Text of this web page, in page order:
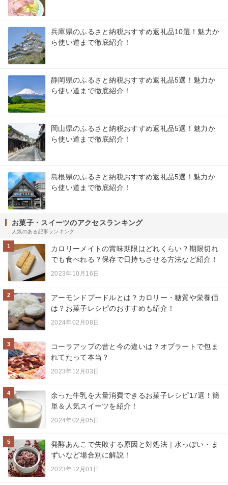
兵庫県のふるさと納税おすすめ返礼品10選！魅力か
ら使い道まで徹底紹介！
静岡県のふるさと納税おすすめ返礼品5選！魅力か
ら使い道まで徹底紹介！
岡山県のふるさと納税おすすめ返礼品5選！魅力か
ら使い道まで徹底紹介！
島根県のふるさと納税おすすめ返礼品5選！魅力か
ら使い道まで徹底紹介！
お菓子・スイーツのアクセスランキング
人気のある記事ランキング
1
カロリーメイトの賞味期限はどれくらい？期限切れ
でも食べれる？保存で日持ちさせる方法など紹介！
2023年10月16日
2
アーモンドプードルとは？カロリー・糖質や栄養価
は？お菓子レシピのおすすめも紹介！
2024年02月08日
3
コーラアップの昔と今の違いは？オブラートで包ま
れてたって本当？
2023年12月03日
4
余った牛乳を大量消費できるお菓子レシピ17選！簡
単＆人気スイーツを紹介！
2024年02月05日
5
発酵あんこで失敗する原因と対処法｜水っぽい・ま
ずいなど場合別に解説！
2023年12月01日